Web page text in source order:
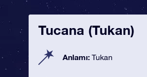
Tucana (Tukan)
Anlamı: Tukan